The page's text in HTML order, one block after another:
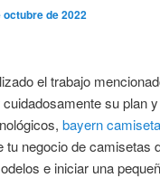
octubre de 2022
el trabajo
su plan
bayern camiseta
tu negocio de camisetas
e iniciar una